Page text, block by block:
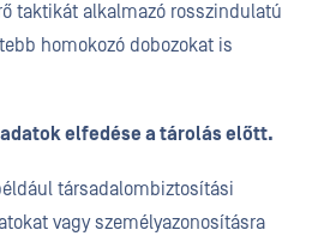
taktikát alkalmazó rosszindulatú
homokozó dobozokat is
elfedése a tárolás előtt.
társadalombiztosítási
vagy személyazonosításra